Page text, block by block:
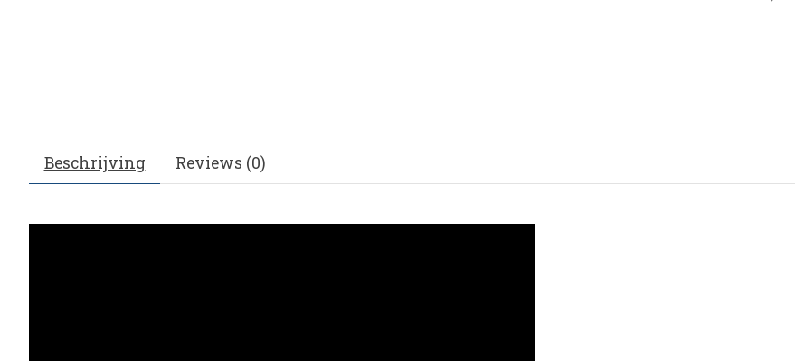
Beschrijving Reviews (0)